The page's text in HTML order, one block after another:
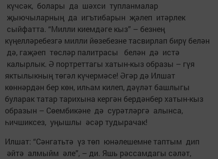
күчсәк, болары да шәхси тупланмалар
җыючыларның да игътибарын җәлеп итәрлек
сыйфатта. “Милли киемдәге кыз” – безнең
күңелләребезгә милли йөзебезне тасвирлап бирү белән
дә, гаҗәеп төсләр палитрасы белән дә истә
калырлык. Ә портреттагы хатын-кыз образы – гүя
яктылыкның төгәл күчермәсе! Әгәр дә Илшат
көннәрдән бер көн, илһам килеп, дәүләт башлыгы
буларак татар тарихына кергән бердәнбер хатын-кыз
образын – Сөембикәне дә сурәтләргә алынса,
һичшиксез, уңышлы әсәр тудырачак!
Илшат: “Сәнгатьтә үз төп юнәлешемне таптым дип
әйтә алмыйм әле”, – ди. Яшь рәссамдагы сәләт,